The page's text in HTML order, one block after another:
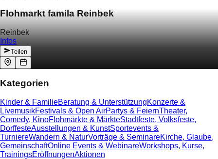
Flohmarkt famila Reinbek
Reinbek
Infos
Teilen
Kategorien
Kinder & FamilieBeratung & UnterstützungKonzerte &
LivemusikFestivals & Open AirPartys & FeiernTheater,
Comedy, KinoFlohmärkte & MärkteStadtfeste, Volksfeste,
DorffesteAusstellungen & KunstSportevents &
TurniereWandern & NaturVorträge & SeminareKirche, Glaube,
GemeinschaftOnline Events & WebinareWorkshops, Kurse,
TrainingsEröffnungenAktionen